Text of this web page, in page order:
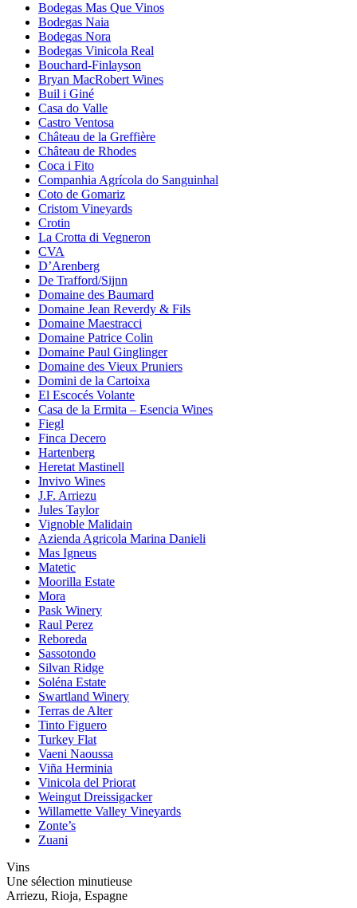
Bodegas Mas Que Vinos
Bodegas Naia
Bodegas Nora
Bodegas Vinicola Real
Bouchard-Finlayson
Bryan MacRobert Wines
Buil i Giné
Casa do Valle
Castro Ventosa
Château de la Greffière
Château de Rhodes
Coca i Fito
Companhia Agrícola do Sanguinhal
Coto de Gomariz
Cristom Vineyards
Crotin
La Crotta di Vegneron
CVA
D’Arenberg
De Trafford/Sijnn
Domaine des Baumard
Domaine Jean Reverdy & Fils
Domaine Maestracci
Domaine Patrice Colin
Domaine Paul Ginglinger
Domaine des Vieux Pruniers
Domini de la Cartoixa
El Escocés Volante
Casa de la Ermita – Esencia Wines
Fiegl
Finca Decero
Hartenberg
Heretat Mastinell
Invivo Wines
J.F. Arriezu
Jules Taylor
Vignoble Malidain
Azienda Agricola Marina Danieli
Mas Igneus
Matetic
Moorilla Estate
Mora
Pask Winery
Raul Perez
Reboreda
Sassotondo
Silvan Ridge
Soléna Estate
Swartland Winery
Terras de Alter
Tinto Figuero
Turkey Flat
Vaeni Naoussa
Viña Herminia
Vinicola del Priorat
Weingut Dreissigacker
Willamette Valley Vineyards
Zonte’s
Zuani
Vins
Une sélection minutieuse
Arriezu, Rioja, Espagne